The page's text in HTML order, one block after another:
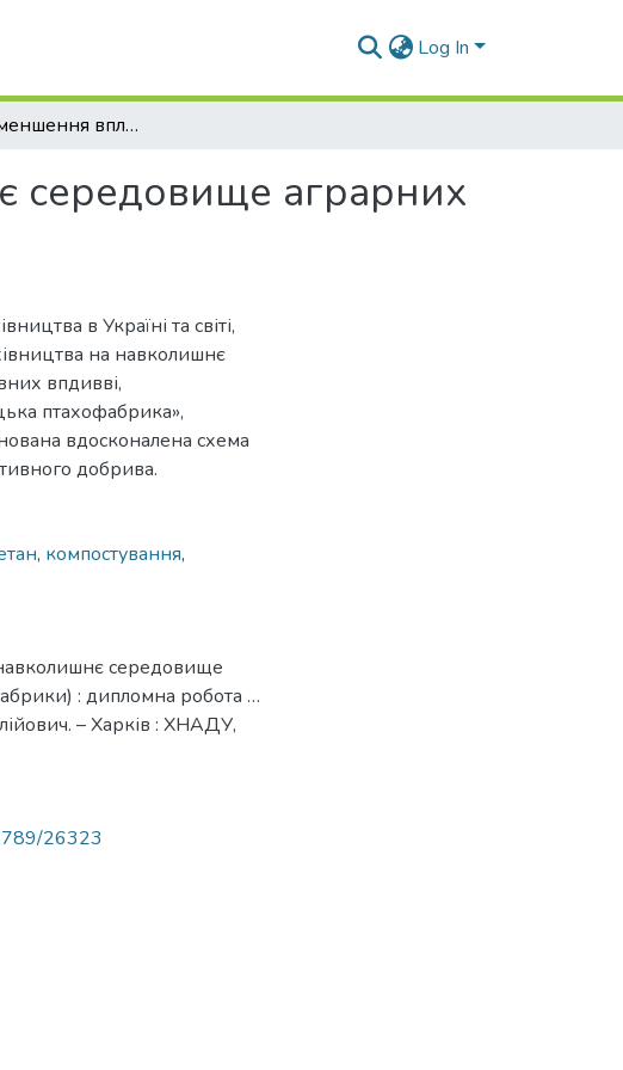
Log In
Способи зменшення впливу на навколишнє середовище аграрних підприємств (на прикладі птахофабрики)
середовище аграрних
в Україні та світі,
на навколишнє
впдивві,
птахофабрика»,
вдосконалена схема
добрива.
, компостування,
середовище
: дипломна робота …
– Харків : ХНАДУ,
26323